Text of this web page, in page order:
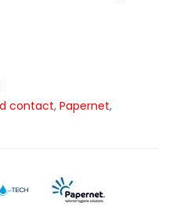
contact, Papernet,